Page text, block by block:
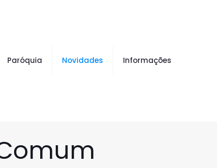
Paróquia Novidades Informações